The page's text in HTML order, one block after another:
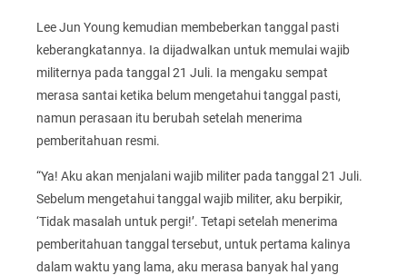
Lee Jun Young kemudian membeberkan tanggal pasti
keberangkatannya. Ia dijadwalkan untuk memulai wajib
militernya pada tanggal 21 Juli. Ia mengaku sempat
merasa santai ketika belum mengetahui tanggal pasti,
namun perasaan itu berubah setelah menerima
pemberitahuan resmi.
“Ya! Aku akan menjalani wajib militer pada tanggal 21 Juli.
Sebelum mengetahui tanggal wajib militer, aku berpikir,
‘Tidak masalah untuk pergi!’. Tetapi setelah menerima
pemberitahuan tanggal tersebut, untuk pertama kalinya
dalam waktu yang lama, aku merasa banyak hal yang